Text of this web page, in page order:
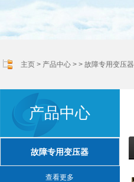
主页 > 产品中心 > > 故障专用变压器
产品中心
故障专用变压器
查看更多